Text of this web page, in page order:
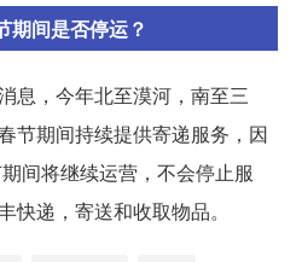
期间是否停运？
息，今年北至漠河，南至三
节期间持续提供寄递服务，因
间将继续运营，不会停止服
快递，寄送和收取物品。